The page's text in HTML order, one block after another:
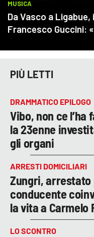
PIÙ LETTI
DRAMMATICO EPILOGO
Vibo, non ce
la 23enne
gli organi
ARRESTI DOMICILIARI
Zungri,
conducente
la vita a Carmelo
LO SCONTRO